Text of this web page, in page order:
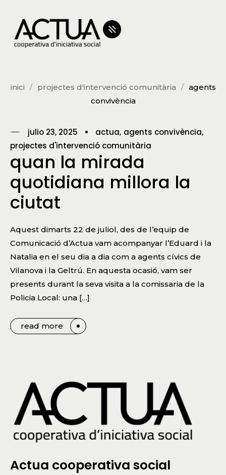
inici projectes d'intervenció comunitària
agents
convivència
julio 23, 2025 actua agents convivència
projectes d'intervenció comunitària
quan la mirada
quotidiana millora la
ciutat
Aquest dimarts 22 de juliol, des de l’equip de
Comunicació d’Actua vam acompanyar l’Eduard i la
Natalia en el seu dia a dia com a agents cívics de
Vilanova i la Geltrú. En aquesta ocasió, vam ser
presents durant la seva visita a la comissaria de la
Policia Local: una […]
read more
Actua cooperativa social